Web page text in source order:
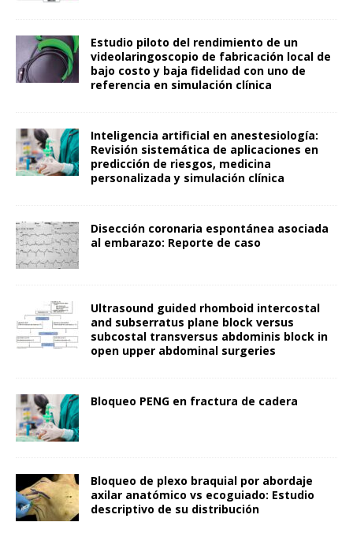
Estudio piloto del rendimiento de un
videolaringoscopio de fabricación local de
bajo costo y baja fidelidad con uno de
referencia en simulación clínica
Inteligencia artificial en anestesiología:
Revisión sistemática de aplicaciones en
predicción de riesgos, medicina
personalizada y simulación clínica
Disección coronaria espontánea asociada
al embarazo: Reporte de caso
Ultrasound guided rhomboid intercostal
and subserratus plane block versus
subcostal transversus abdominis block in
open upper abdominal surgeries
Bloqueo PENG en fractura de cadera
Bloqueo de plexo braquial por abordaje
axilar anatómico vs ecoguiado: Estudio
descriptivo de su distribución